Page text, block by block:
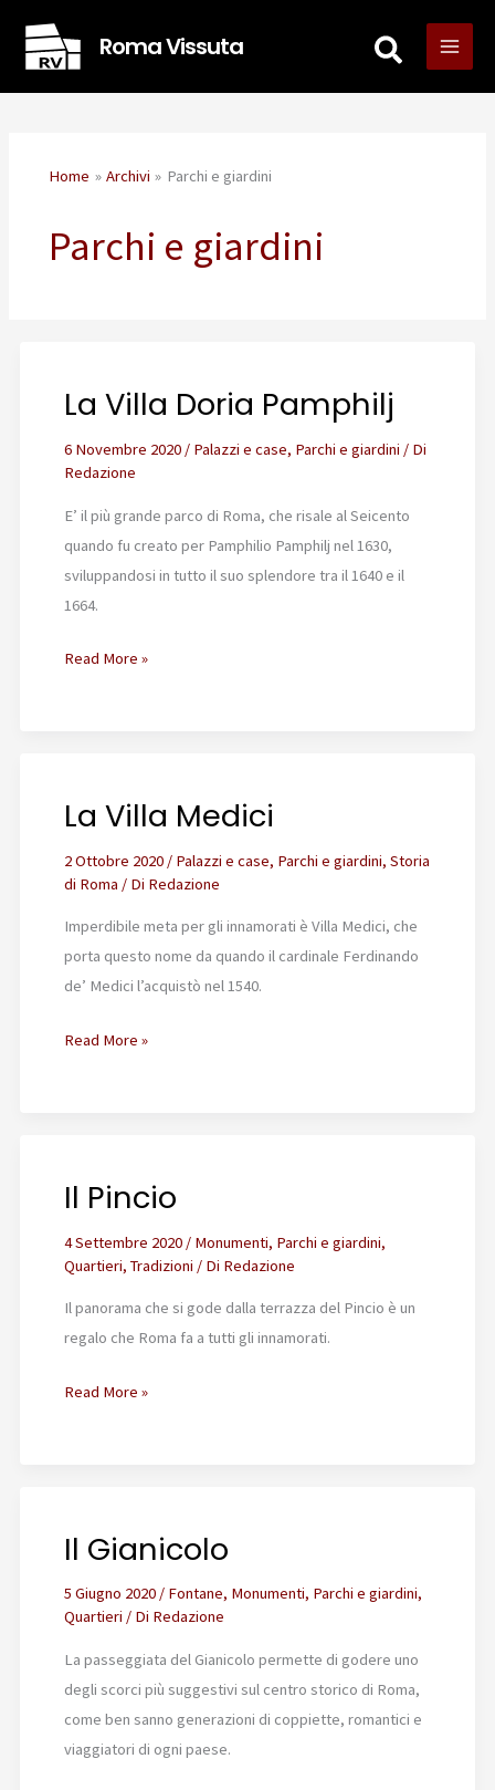
contenuto
Roma Vissuta
Home Archivi Parchi e giardini
Parchi e giardini
La Villa Doria Pamphilj
6 Novembre 2020 / Palazzi e case, Parchi e giardini / Di
Redazione
E’ il più grande parco di Roma, che risale al Seicento
quando fu creato per Pamphilio Pamphilj nel 1630,
sviluppandosi in tutto il suo splendore tra il 1640 e il
1664.
La
Read More »
La Villa Medici
2 Ottobre 2020 / Palazzi e case, Parchi e giardini, Storia
di Roma / Di Redazione
Imperdibile meta per gli innamorati è Villa Medici, che
porta questo nome da quando il cardinale Ferdinando
de’ Medici l’acquistò nel 1540.
La
Read More »
Il Pincio
4 Settembre 2020 / Monumenti, Parchi e giardini,
Quartieri, Tradizioni / Di Redazione
Il panorama che si gode dalla terrazza del Pincio è un
regalo che Roma fa a tutti gli innamorati.
Il
Read More »
Il Gianicolo
5 Giugno 2020 / Fontane, Monumenti, Parchi e giardini,
Quartieri / Di Redazione
La passeggiata del Gianicolo permette di godere uno
degli scorci più suggestivi sul centro storico di Roma,
come ben sanno generazioni di coppiette, romantici e
viaggiatori di ogni paese.